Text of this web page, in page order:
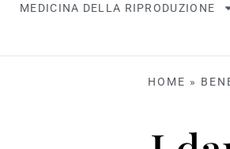
MEDICINA DELLA RIPRODUZIONE
HOME »